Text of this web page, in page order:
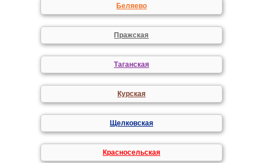
Беляево
Пражская
Таганская
Курская
Щелковская
Красносельская